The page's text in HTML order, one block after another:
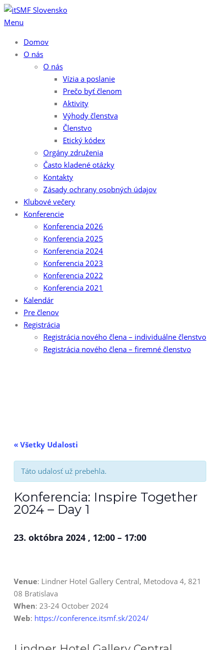
Preskočiť
na
Menu
Domov
O nás
O nás
Vízia a poslanie
Prečo byť členom
Aktivity
Výhody členstva
Členstvo
Etický kódex
Orgány združenia
Často kladené otázky
Kontakty
Zásady ochrany osobných údajov
Klubové večery
Konferencie
Konferencia 2026
Konferencia 2025
Konferencia 2024
Konferencia 2023
Konferencia 2022
Konferencia 2021
Kalendár
Pre členov
Registrácia
Registrácia nového člena – individuálne členstvo
Registrácia nového člena – firemné členstvo
« Všetky Udalosti
Táto udalosť už prebehla.
Konferencia: Inspire Together
2024 – Day 1
23. októbra 2024 , 12:00 – 17:00
Venue: Lindner Hotel Gallery Central, Metodova 4, 821
08 Bratislava
When: 23-24 October 2024
Web: https://conference.itsmf.sk/2024/